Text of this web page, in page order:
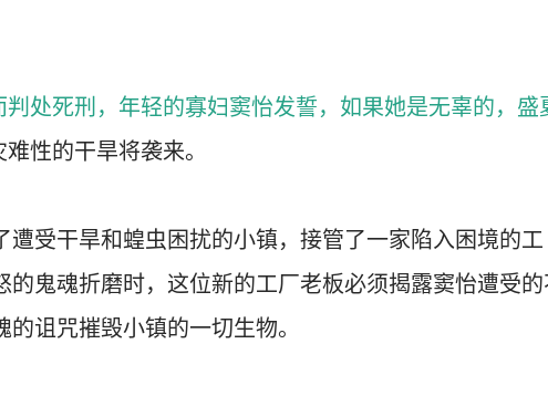
处死刑，年轻的寡妇窦怡发誓，如果她是无辜的，盛
性的干旱将袭来。
遭受干旱和蝗虫困扰的小镇，接管了一家陷入困境的工
的鬼魂折磨时，这位新的工厂老板必须揭露窦怡遭受
诅咒摧毁小镇的一切生物。